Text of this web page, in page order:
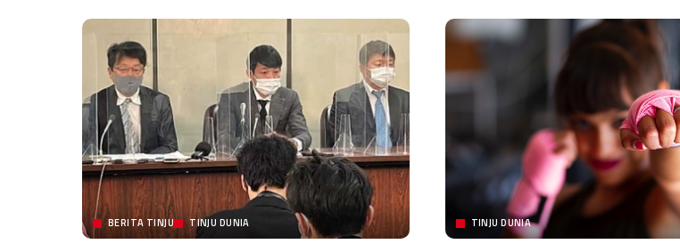
BERITA TINJU TINJU DUNIA TINJU DUNIA